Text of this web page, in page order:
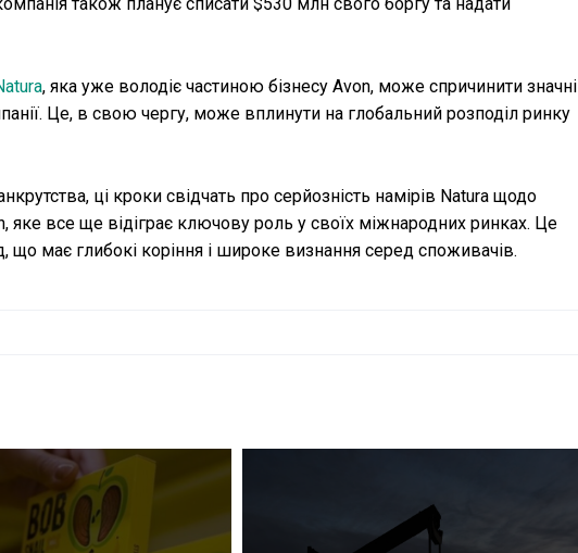
, яка уже володіє частиною бізнесу Avon, може спричинити значні
Це, в свою чергу, може вплинути на глобальний розподіл ринку
ці кроки свідчать про серйозність намірів Natura щодо
яке все ще відіграє ключову роль у своїх міжнародних ринках. Це
має глибокі коріння і широке визнання серед споживачів.